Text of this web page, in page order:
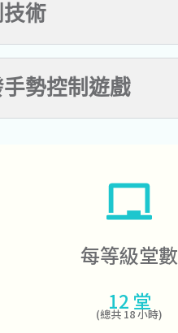
術
勢控制遊戲
每等級堂數
12 堂
(總共 18 小時)